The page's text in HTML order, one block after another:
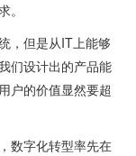
。
，但是从IT上能够
们设计出的产品能
户的价值显然要超
数字化转型率先在